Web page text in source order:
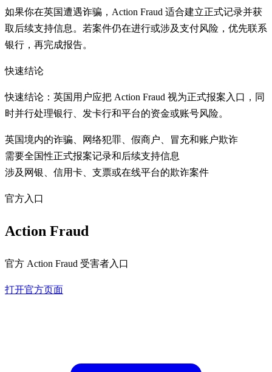
如果你在英国遭遇诈骗，Action Fraud 适合建立正式记录并获
取后续支持信息。若案件仍在进行或涉及支付风险，优先联系
银行，再完成报告。
快速结论
快速结论：英国用户应把 Action Fraud 视为正式报案入口，同
时并行处理银行、发卡行和平台的资金或账号风险。
英国境内的诈骗、网络犯罪、假商户、冒充和账户欺诈
需要全国性正式报案记录和后续支持信息
涉及网银、信用卡、支票或在线平台的欺诈案件
官方入口
Action Fraud
官方 Action Fraud 受害者入口
打开官方页面